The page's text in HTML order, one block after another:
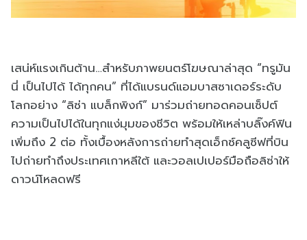
เสน่ห์แรงเกินต้าน…สำหรับภาพยนตร์โฆษณาล่าสุด “ทรูมัน
นี่ เป็นไปได้ ได้ทุกคน” ที่ได้แบรนด์แอมบาสซาเดอร์ระดับ
โลกอย่าง “ลิซ่า แบล็กพิงก์” มาร่วมถ่ายทอดคอนเซ็ปต์
ความเป็นไปได้ในทุกแง่มุมของชีวิต พร้อมให้เหล่าบลิ๊งค์ฟิน
เพิ่มถึง 2 ต่อ ทั้งเบื้องหลังการถ่ายทำสุดเอ็กซ์คลูซีฟที่บิน
ไปถ่ายทำถึงประเทศเกาหลีใต้ และวอลเปเปอร์มือถือลิซ่าให้
ดาวน์โหลดฟรี